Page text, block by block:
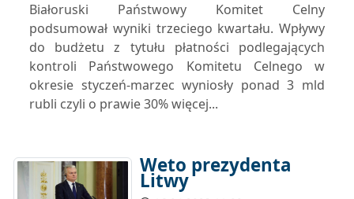
Białoruski Państwowy Komitet Celny
podsumował wyniki trzeciego kwartału. Wpływy
do budżetu z tytułu płatności podlegających
kontroli Państwowego Komitetu Celnego w
okresie styczeń-marzec wyniosły ponad 3 mld
rubli czyli o prawie 30% więcej...
Weto prezydenta
Litwy